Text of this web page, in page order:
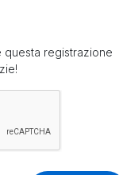
questa registrazione